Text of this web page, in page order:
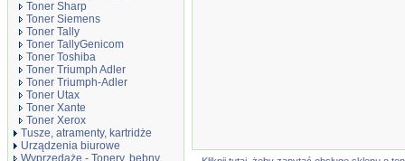
Toner Sharp
Toner Siemens
Toner Tally
Toner TallyGenicom
Toner Toshiba
Toner Triumph Adler
Toner Triumph-Adler
Toner Utax
Toner Xante
Toner Xerox
Tusze, atramenty, kartridże
Urządzenia biurowe
Wyprzedaże - Tonery, bębny